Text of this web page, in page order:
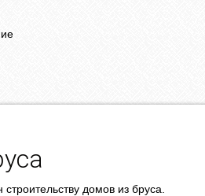
домов из бруса.